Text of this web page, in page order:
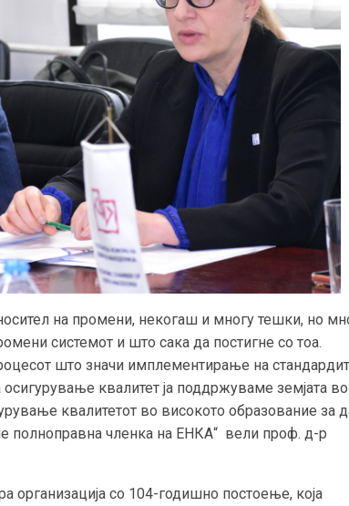
на промени, некогаш и многу тешки, но
системот и што сака да постигне со тоа.
што значи имплементирање на
квалитет ја поддржуваме земјата во
квалитетот во високото образование за
полноправна членка на ЕНКА“ вели проф. д-р
организација со 104-годишно постоење, која